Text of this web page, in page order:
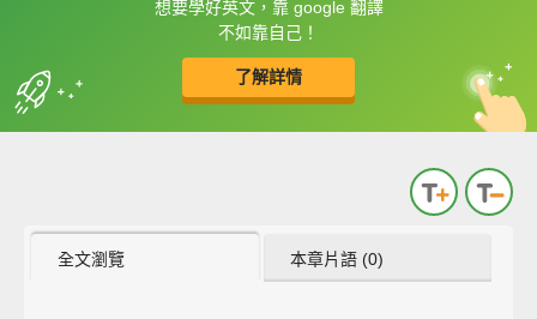
想要學好英文，靠 google 翻譯
不如靠自己！
了解詳情
框選或點兩下字幕可以直接查字典喔！
收錄佳句 中
英
全文瀏覽 本章片語 (0)